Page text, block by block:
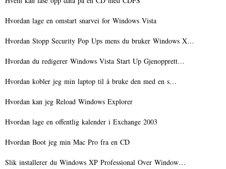
Hvordan lage en omstart snarvei for Windows Vista
Hvordan Stopp Security Pop Ups mens du bruker Windows X…
Hvordan du redigerer Windows Vista Start Up Gjenopprett…
Hvordan kobler jeg min laptop til å bruke den med en s…
Hvordan kan jeg Reload Windows Explorer
Hvordan lage en offentlig kalender i Exchange 2003
Hvordan Boot jeg min Mac Pro fra en CD
Slik installerer du Windows XP Professional Over Window…